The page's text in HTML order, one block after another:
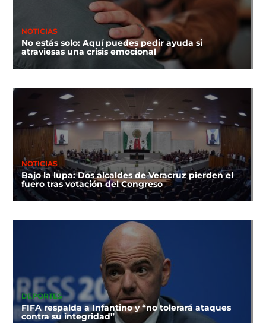
NOTICIAS
No estás solo: Aquí puedes pedir ayuda si
atraviesas una crisis emocional
NOTICIAS
Bajo la lupa: Dos alcaldes de Veracruz pierden el
fuero tras votación del Congreso
DEPORTES
FIFA respalda a Infantino y “no tolerará ataques
contra su integridad”